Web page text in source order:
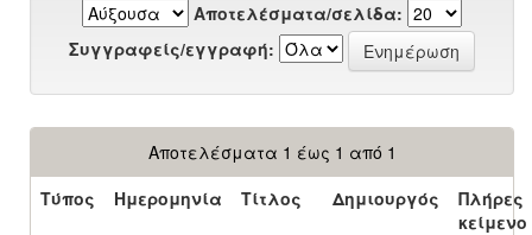
Αποτελέσματα/σελίδα:
Συγγραφείς/εγγραφή:
Αποτελέσματα 1 έως 1 από 1
Τύπος
Ημερομηνία Τίτλος Δημιουργός
Πλήρες
κείμενο